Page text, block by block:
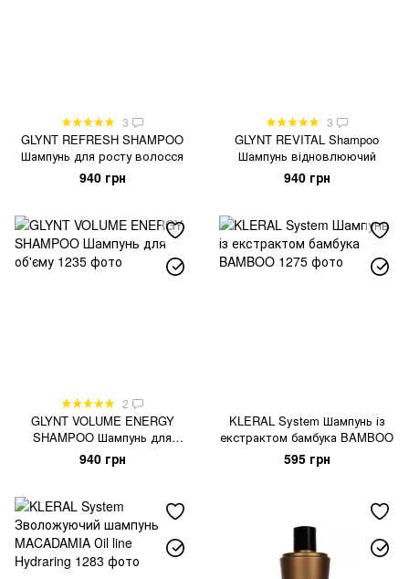
3
GLYNT REFRESH SHAMPOO
Шампунь для росту волосся
940 грн
3
GLYNT REVITAL Shampoo
Шампунь відновлюючий
940 грн
2
GLYNT VOLUME ENERGY
SHAMPOO Шампунь для
об'єму
940 грн
KLERAL System Шампунь із
екстрактом бамбука BAMBOO
595 грн